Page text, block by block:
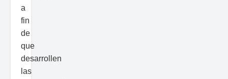
a
fin
de
que
desarrollen
las